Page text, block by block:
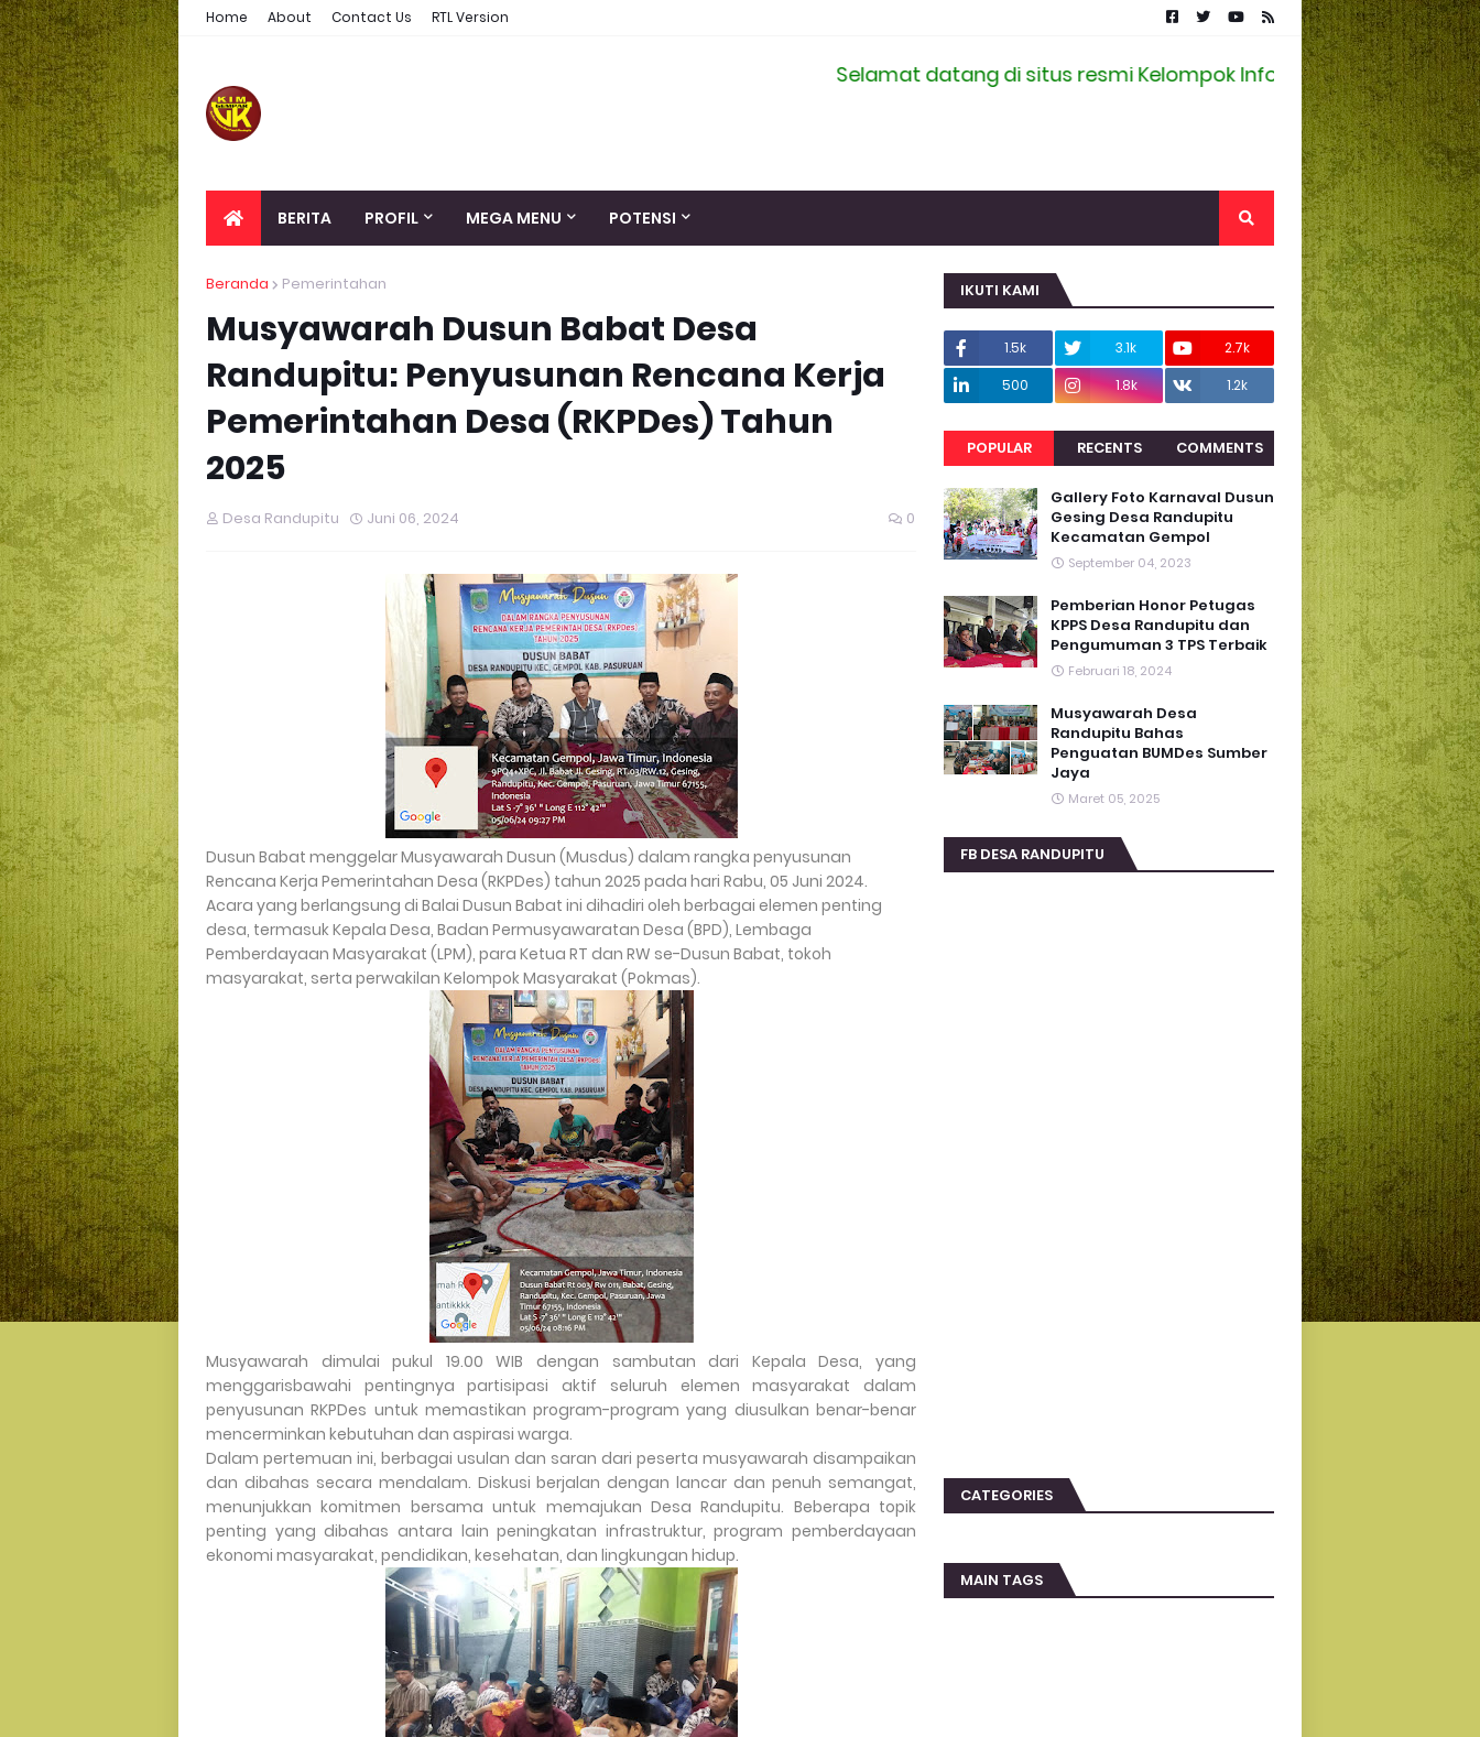
Home About Contact Us RTL Version
Selamat datang di situs resmi Kelompok Informasi Masyarakat Desa
BERITA PROFIL MEGA MENU POTENSI
Beranda Pemerintahan
Musyawarah Dusun Babat Desa
Randupitu: Penyusunan Rencana Kerja
Pemerintahan Desa (RKPDes) Tahun
2025
Desa Randupitu Juni 06, 2024 0
Dusun Babat menggelar Musyawarah Dusun (Musdus) dalam rangka penyusunan
Rencana Kerja Pemerintahan Desa (RKPDes) tahun 2025 pada hari Rabu, 05 Juni 2024.
Acara yang berlangsung di Balai Dusun Babat ini dihadiri oleh berbagai elemen penting
desa, termasuk Kepala Desa, Badan Permusyawaratan Desa (BPD), Lembaga
Pemberdayaan Masyarakat (LPM), para Ketua RT dan RW se-Dusun Babat, tokoh
masyarakat, serta perwakilan Kelompok Masyarakat (Pokmas).
Musyawarah dimulai pukul 19.00 WIB dengan sambutan dari Kepala Desa, yang
menggarisbawahi pentingnya partisipasi aktif seluruh elemen masyarakat dalam
penyusunan RKPDes untuk memastikan program-program yang diusulkan benar-benar
mencerminkan kebutuhan dan aspirasi warga.
Dalam pertemuan ini, berbagai usulan dan saran dari peserta musyawarah disampaikan
dan dibahas secara mendalam. Diskusi berjalan dengan lancar dan penuh semangat,
menunjukkan komitmen bersama untuk memajukan Desa Randupitu. Beberapa topik
penting yang dibahas antara lain peningkatan infrastruktur, program pemberdayaan
ekonomi masyarakat, pendidikan, kesehatan, dan lingkungan hidup.
IKUTI KAMI
1.5k 3.1k
2.7k
500
1.8k 1.2k
POPULAR RECENTS COMMENTS
Gallery Foto Karnaval Dusun
Gesing Desa Randupitu
Kecamatan Gempol
September 04, 2023
Pemberian Honor Petugas
KPPS Desa Randupitu dan
Pengumuman 3 TPS Terbaik
Februari 18, 2024
Musyawarah Desa
Randupitu Bahas
Penguatan BUMDes Sumber
Jaya
Maret 05, 2025
FB DESA RANDUPITU
CATEGORIES
MAIN TAGS